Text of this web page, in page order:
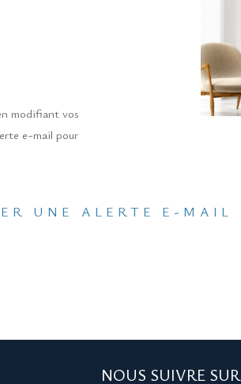
modifiant vos
e-mail pour
UNE ALERTE E-MAIL
NOUS SUIVRE SUR